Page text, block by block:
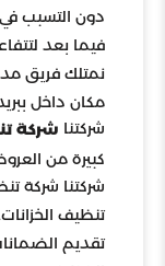
دون التسبب في
فيما بعد
نمتلك فريق
مكان داخل
شركتنا شركة
كبيرة من
شركتنا شركة
تنظيف
تقديم